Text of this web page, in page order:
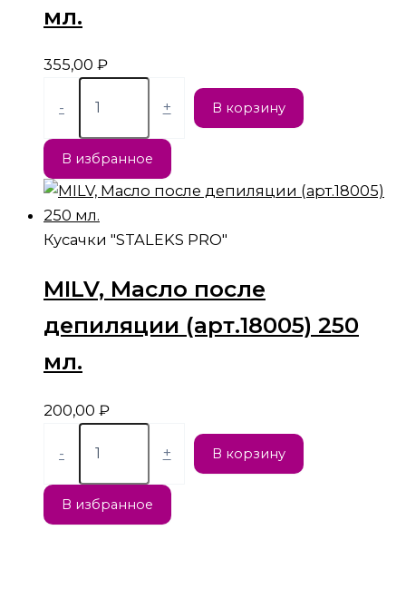
мл.
355,00 ₽
- + В корзину
В избранное
Кусачки "STALEKS PRO"
MILV, Масло после
депиляции (арт.18005) 250
мл.
200,00 ₽
- + В корзину
В избранное